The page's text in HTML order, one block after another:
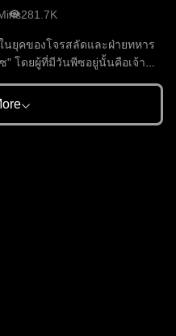
281.7K
นยุคของโจรสลัดและฝ่ายทหาร
" โดยผู้ที่มีวันพีซอยู่นั้นคือเจ้า